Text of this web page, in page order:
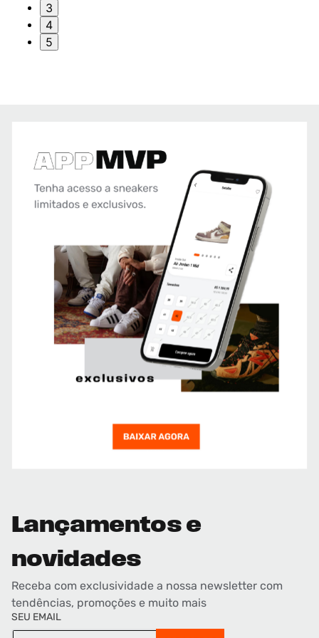
3
4
5
Lançamentos e
novidades
Receba com exclusividade a nossa newsletter com
tendências, promoções e muito mais
SEU EMAIL